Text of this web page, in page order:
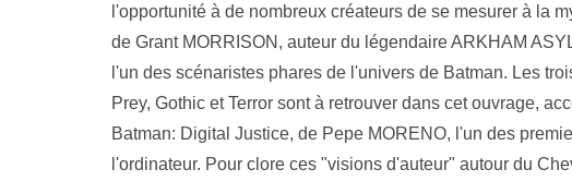
l'opportunité à de nombreux créateurs de se mesurer à la
de Grant MORRISON, auteur du légendaire ARKHAM
l'un des scénaristes phares de l'univers de Batman. Les
Prey, Gothic et Terror sont à retrouver dans cet ouvrage,
Batman: Digital Justice, de Pepe MORENO, l'un des
l'ordinateur. Pour clore ces "visions d'auteur" autour du